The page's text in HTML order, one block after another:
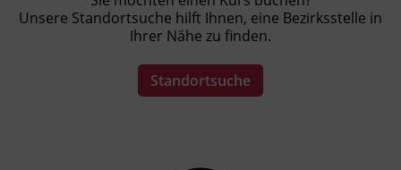
Unsere Standortsuche hilft Ihnen, eine Bezirksstelle in
Ihrer Nähe zu finden.
Standortsuche